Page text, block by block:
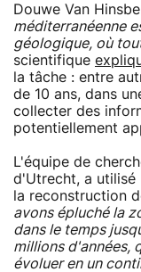
Douwe Van
méditerranéenne
géologique, où
scientifique
la tâche : entre
de 10 ans, dans
collecter des
potentiellement
L'équipe de
d'Utrecht, a utilisé
la reconstruction
avons épluché la
dans le temps
millions d'années,
évoluer en un